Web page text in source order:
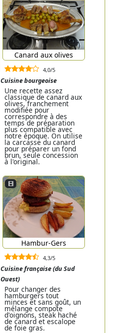
Canard aux olives
4,0/5
Cuisine bourgeoise
Une recette assez
classique de canard aux
olives, franchement
modifiée pour
correspondre à des
temps de préparation
plus compatible avec
notre époque. On utilise
la carcasse du canard
pour préparer un fond
brun, seule concession
à l'original.
Hambur-Gers
4,3/5
Cuisine française (du Sud
Ouest)
Pour changer des
hamburgers tout
minces et sans goût, un
mélange compote
d'oignons, steak haché
de canard et escalope
de foie gras.